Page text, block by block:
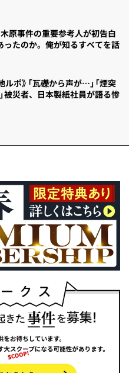
木原事件の重要参考人が初告白
ったのか。俺が知るすべてを話
ルポ》「瓦礫から声が…」「煙突
被災者、日本製紙社員が語る惨